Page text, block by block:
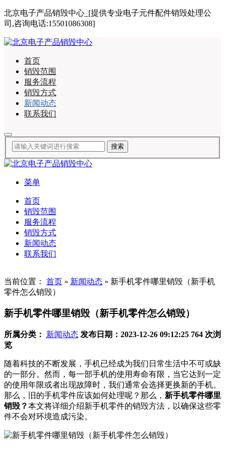
北京电子产品销毁中心_[提供专业电子元件配件销毁处理公
司,咨询电话:15501086308]
首页
销毁范围
服务流程
销毁方式
新闻动态
联系我们
菜单
首页
销毁范围
服务流程
销毁方式
新闻动态
联系我们
当前位置： 首页 » 新闻动态 » 新手机零件哪里销毁（新手机
零件怎么销毁）
新手机零件哪里销毁（新手机零件怎么销毁）
所属分类： 新闻动态 发布日期：2023-12-26 09:12:25 764 次浏
览
随着科技的不断发展，手机已经成为我们日常生活中不可或缺
的一部分。然而，每一部手机的使用寿命有限，当它达到一定
的使用年限或者出现故障时，我们通常会选择更换新的手机。
那么，旧的手机零件应该如何处理呢？那么， 新手机零件哪里
销毁？本文将详细介绍新手机零件的销毁方法，以确保这些零
件不会对环境造成污染。